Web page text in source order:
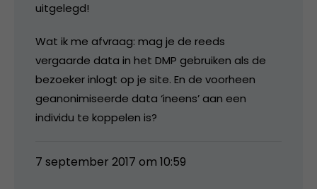
uitgelegd!
Wat ik me afvraag: mag je de reeds
vergaarde data in het DMP gebruiken als de
bezoeker inlogt op je site. En de voorheen
geanonimiseerde data ‘ineens’ aan een
individu te koppelen is?
7 september 2017 om 10:59